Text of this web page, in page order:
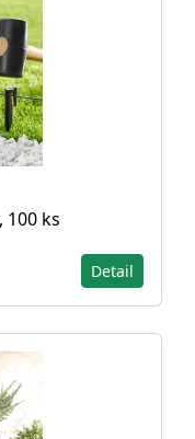
100 ks
Detail